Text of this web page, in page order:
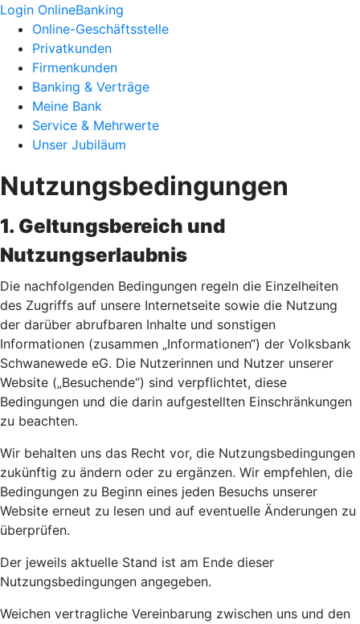
Login OnlineBanking
Online-Geschäftsstelle
Privatkunden
Firmenkunden
Banking & Verträge
Meine Bank
Service & Mehrwerte
Unser Jubiläum
Nutzungsbedingungen
1. Geltungsbereich und
Nutzungserlaubnis
Die nachfolgenden Bedingungen regeln die Einzelheiten
des Zugriffs auf unsere Internetseite sowie die Nutzung
der darüber abrufbaren Inhalte und sonstigen
Informationen (zusammen „Informationen“) der Volksbank
Schwanewede eG. Die Nutzerinnen und Nutzer unserer
Website („Besuchende“) sind verpflichtet, diese
Bedingungen und die darin aufgestellten Einschränkungen
zu beachten.
Wir behalten uns das Recht vor, die Nutzungsbedingungen
zukünftig zu ändern oder zu ergänzen. Wir empfehlen, die
Bedingungen zu Beginn eines jeden Besuchs unserer
Website erneut zu lesen und auf eventuelle Änderungen zu
überprüfen.
Der jeweils aktuelle Stand ist am Ende dieser
Nutzungsbedingungen angegeben.
Weichen vertragliche Vereinbarung zwischen uns und den